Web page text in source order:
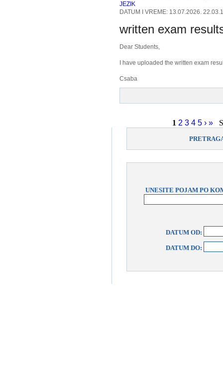
JEZIK
DATUM I VREME: 13.07.2026.
written exam
Dear Students,
I have uploaded the written exam
Csaba
1 2 3 4 5 › »
UNESITE POJAM PO
DATUM OD:
DATUM DO: